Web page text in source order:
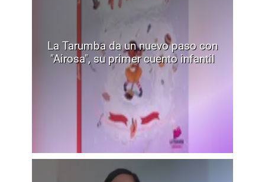
La Tarumba da un nuevo paso con
"Airosa", su primer cuento infantil